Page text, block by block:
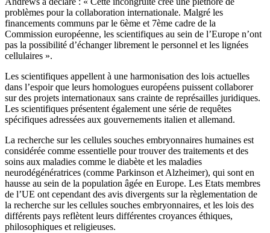
problèmes pour la collaboration internationale. Malgré les
financements communs par le 6ème et 7ème cadre de la
Commission européenne, les scientifiques au sein de l’Europe n’ont
pas la possibilité d’échanger librement le personnel et les lignées
cellulaires ».
Les scientifiques appellent à une harmonisation des lois actuelles
dans l’espoir que leurs homologues européens puissent collaborer
sur des projets internationaux sans crainte de représailles juridiques.
Les scientifiques présentent également une série de requêtes
spécifiques adressées aux gouvernements italien et allemand.
La recherche sur les cellules souches embryonnaires humaines est
considérée comme essentielle pour trouver des traitements et des
soins aux maladies comme le diabète et les maladies
neurodégénératrices (comme Parkinson et Alzheimer), qui sont en
hausse au sein de la population âgée en Europe. Les Etats membres
de l’UE ont cependant des avis divergents sur la règlementation de
la recherche sur les cellules souches embryonnaires, et les lois des
différents pays reflètent leurs différentes croyances éthiques,
philosophiques et religieuses.